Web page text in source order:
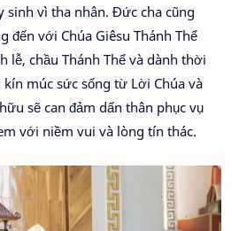
sinh vì tha nhân. Đức cha cũng
đến với Chúa Giêsu Thánh Thể
lễ, chầu Thánh Thể và dành thời
múc sức sống từ Lời Chúa và
sẽ can đảm dấn thân phục vụ
với niềm vui và lòng tín thác.